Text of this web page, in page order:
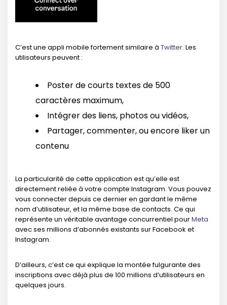
C’est une appli mobile fortement similaire à Twitter. Les
utilisateurs peuvent :
Poster de courts textes de 500
caractères maximum,
Intégrer des liens, photos ou vidéos,
Partager, commenter, ou encore liker un
contenu
La particularité de cette application est qu’elle est
directement reliée à votre compte Instagram. Vous pouvez
vous connecter depuis ce dernier en gardant le même
nom d’utilisateur, et la même base de contacts. Ce qui
représente un véritable avantage concurrentiel pourMeta
avec ses millions d’abonnés existants sur Facebook et
Instagram.
D’ailleurs, c’est ce qui explique la montée fulgurante des
inscriptions avec déjà plus de 100 millions d’utilisateurs en
quelques jours.